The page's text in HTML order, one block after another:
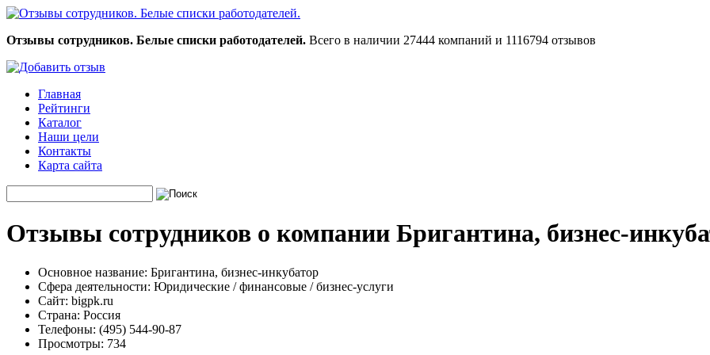
Отзывы сотрудников. Белые списки работодателей. Всего в наличии 27444 компаний и 1116794 отзывов
Главная
Рейтинги
Каталог
Наши цели
Контакты
Карта сайта
Отзывы сотрудников о компании Бригантина, бизнес-
Основное название: Бригантина, бизнес-инкубатор
Сфера деятельности: Юридические / финансовые / бизнес-услуги
Сайт: bigpk.ru
Страна: Россия
Телефоны: (495) 544-90-87
Просмотры: 734